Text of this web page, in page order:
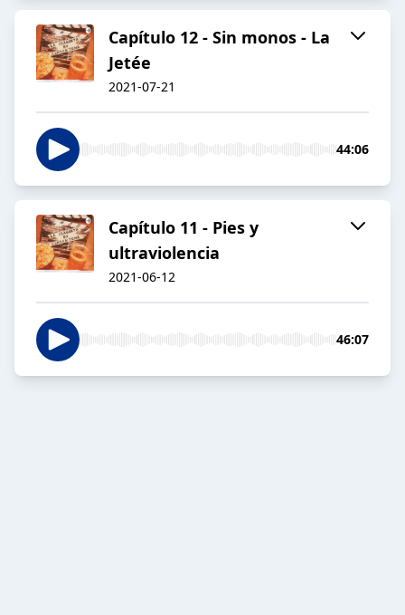
Capítulo 12 - Sin monos - La
Jetée
2021-07-21
44:06
Capítulo 11 - Pies y
ultraviolencia
2021-06-12
46:07